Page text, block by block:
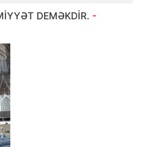
DEMƏKDİR. -